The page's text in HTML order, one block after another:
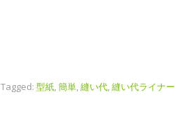
Tagged: 型紙,簡単,縫い代,縫い代ライナー